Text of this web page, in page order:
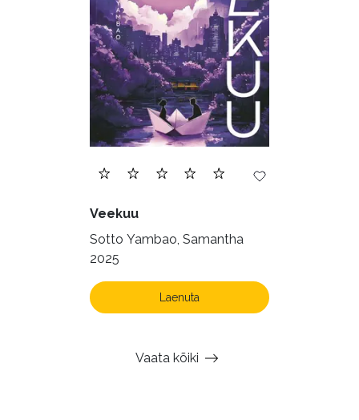
Veekuu
Sotto Yambao, Samantha
2025
Laenuta
Vaata kõiki